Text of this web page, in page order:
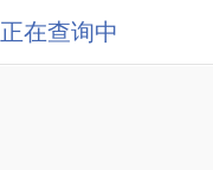
正在查询中